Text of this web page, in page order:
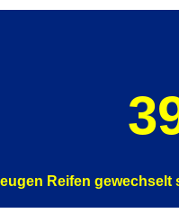
Reifen gewechselt